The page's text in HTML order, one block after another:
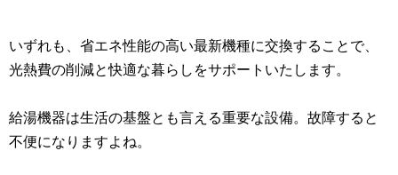
いずれも、省エネ性能の高い最新機種に交換することで、
光熱費の削減と快適な暮らしをサポートいたします。
給湯機器は生活の基盤とも言える重要な設備。故障すると
不便になりますよね。